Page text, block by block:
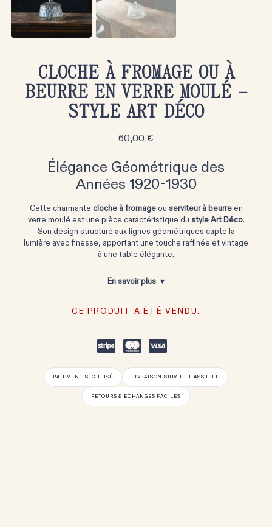
CLOCHE À FROMAGE OU À
BEURRE EN VERRE MOULÉ –
STYLE ART DÉCO
60,00 €
Élégance Géométrique des
Années 1920-1930
Cette charmante cloche à fromageou serviteur à beurreen
verre moulé est une pièce caractéristique du style Art Déco.
Son design structuré aux lignes géométriques capte la
lumière avec finesse, apportant une touche raffinée et vintage
à une table élégante.
En savoir plus
CE PRODUIT A ÉTÉ VENDU.
PAIEMENT SÉCURISÉ LIVRAISON SUIVIE ET ASSURÉE
RETOURS & ÉCHANGES FACILES